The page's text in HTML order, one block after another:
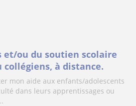
et/ou du soutien scolaire
à distance.
mon aide aux enfants/adolescents
dans leurs apprentissages ou